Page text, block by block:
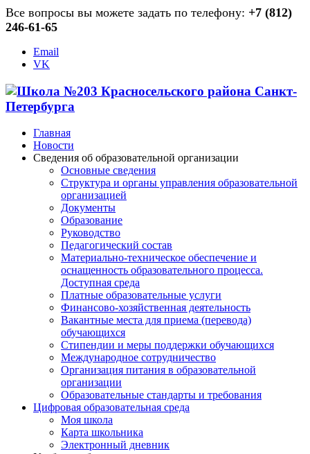
Все вопросы вы можете задать по телефону: +7 (812)
246-61-65
Email
VK
Главная
Новости
Сведения об образовательной организации
Основные сведения
Структура и органы управления образовательной
организацией
Документы
Образование
Руководство
Педагогический состав
Материально-техническое обеспечение и
оснащенность образовательного процесса.
Доступная среда
Платные образовательные услуги
Финансово-хозяйственная деятельность
Вакантные места для приема (перевода)
обучающихся
Стипендии и меры поддержки обучающихся
Международное сотрудничество
Организация питания в образовательной
организации
Образовательные стандарты и требования
Цифровая образовательная среда
Моя школа
Карта школьника
Электронный дневник